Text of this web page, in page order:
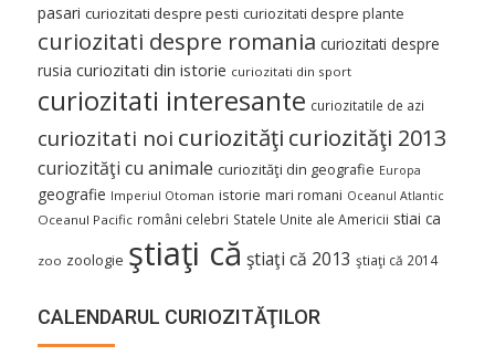
pasari curiozitati despre pesti curiozitati despre plante
curiozitati despre romania curiozitati despre
rusia curiozitati din istorie curiozitati din sport
curiozitati interesante curiozitatile de azi
curiozitati noi curiozităţi curiozităţi 2013
curiozităţi cu animale curiozităţi din geografie Europa
geografie Imperiul Otoman istorie mari romani Oceanul Atlantic
Oceanul Pacific români celebri Statele Unite ale Americii stiai ca
zoo zoologie ştiaţi că ştiaţi că 2013 ştiaţi că 2014
CALENDARUL CURIOZITĂŢILOR